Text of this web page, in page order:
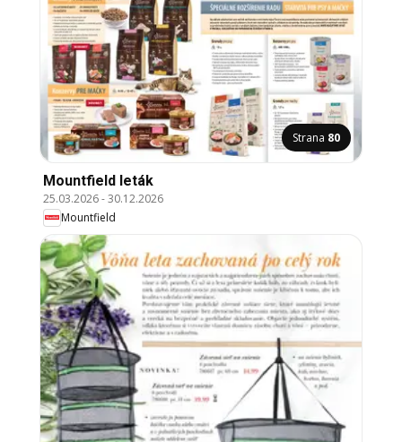
Strana 80
Mountfield leták
25.03.2026-30.12.2026
Mountfield